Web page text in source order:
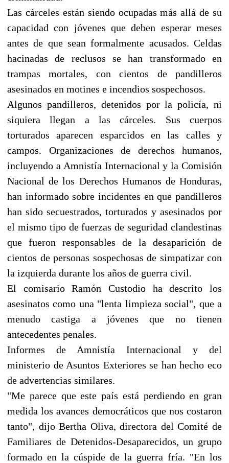
Las cárceles están siendo ocupadas más allá de su
capacidad con jóvenes que deben esperar meses
antes de que sean formalmente acusados. Celdas
hacinadas de reclusos se han transformado en
trampas mortales, con cientos de pandilleros
asesinados en motines e incendios sospechosos.
Algunos pandilleros, detenidos por la policía, ni
siquiera llegan a las cárceles. Sus cuerpos
torturados aparecen esparcidos en las calles y
campos. Organizaciones de derechos humanos,
incluyendo a Amnistía Internacional y la Comisión
Nacional de los Derechos Humanos de Honduras,
han informado sobre incidentes en que pandilleros
han sido secuestrados, torturados y asesinados por
el mismo tipo de fuerzas de seguridad clandestinas
que fueron responsables de la desaparición de
cientos de personas sospechosas de simpatizar con
la izquierda durante los años de guerra civil.
El comisario Ramón Custodio ha descrito los
asesinatos como una "lenta limpieza social", que a
menudo castiga a jóvenes que no tienen
antecedentes penales.
Informes de Amnistía Internacional y del
ministerio de Asuntos Exteriores se han hecho eco
de advertencias similares.
"Me parece que este país está perdiendo en gran
medida los avances democráticos que nos costaron
tanto", dijo Bertha Oliva, directora del Comité de
Familiares de Detenidos-Desaparecidos, un grupo
formado en la cúspide de la guerra fría. "En los